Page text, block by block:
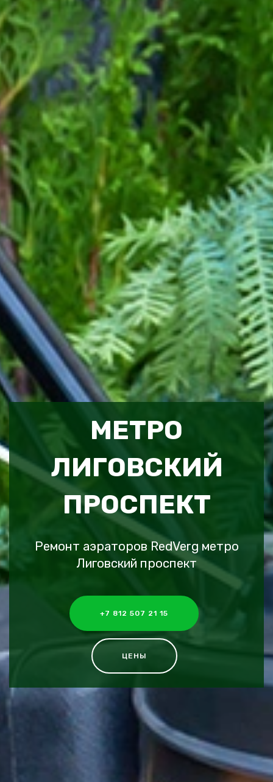
МЕТРО
ЛИГОВСКИЙ
ПРОСПЕКТ
Ремонт аэраторов RedVerg метро
Лиговский проспект
+7 812 507 21 15
ЦЕНЫ